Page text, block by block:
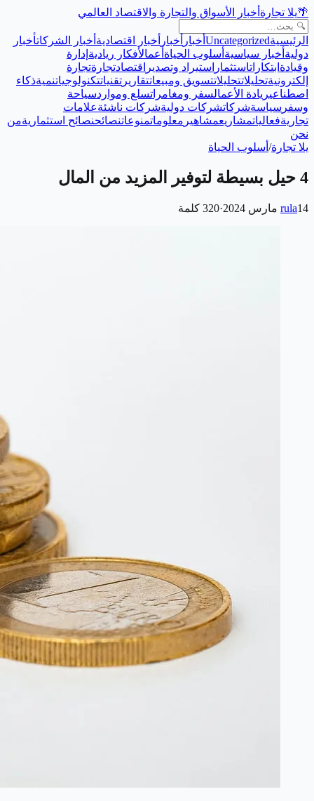
🌴يلا تجارة أخبار الأسواق والتجارة والاقتصاد العالمي
الرئيسيةUncategorized أخبار أخبار أخبار اقتصادية أخبار الشركاتأخبار
دولية أخبار سياسية أسلوب الحياة أعمالأفكار ريادية إدارة
وقيادة ابتكاراتاستثمار استيراد وتصدير اقتصادتجارةتجارة
إلكترونيةتحليلاتتحليلاتتسويق ومبيعاتتقارير تقنياتتكنولوجياتنميةذكاء
اصطناعيريادة الأعمالسفر ومغامراتسلع ومواردسياحة
وسفر سياسةشركاتشركات دوليةشركات ناشئةعلامات
تجاريةفعالياتمشاريعمشاهير معلوماتمنوعاتنصائحنصائح استثماريةمن
نحن
يلا تجارة/ أسلوب الحياة
4 حيل بسيطة لتوفير المزيد من المال
rula14 مارس 2024 ·
320 كلمة